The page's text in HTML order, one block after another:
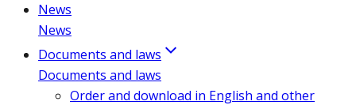
News
News
Documents and laws
Documents and laws
Order and download in English and other